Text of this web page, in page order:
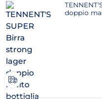
doppio